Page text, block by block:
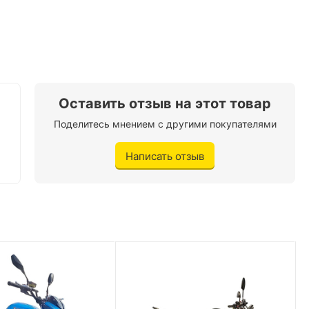
138 кг.
Дуплексная, трубчатый каркас
Оставить отзыв на этот товар
Поделитесь мнением с другими покупателями
Написать отзыв